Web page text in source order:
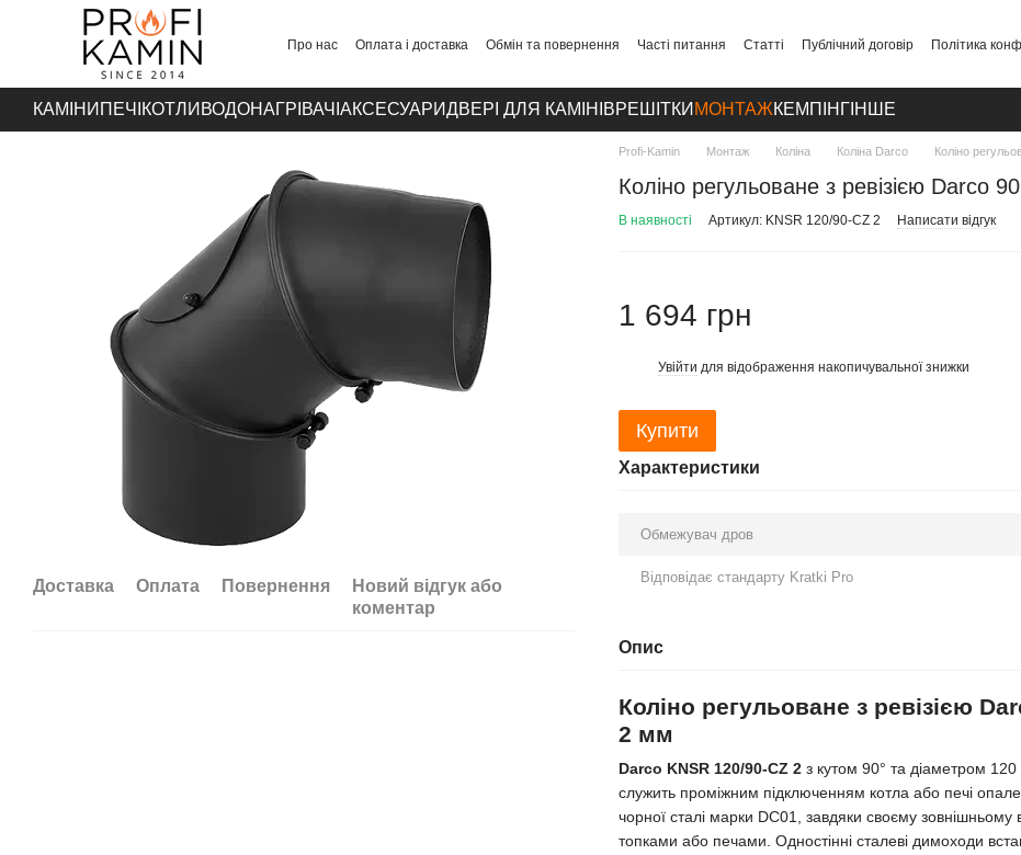
Перейти до основного контенту
Про нас Оплата і доставка Обмін та повернення Часті питання Статті Публічний договір
Політика
КАМІНИ ПЕЧІ КОТЛИ ВОДОНАГРІВАЧІ АКСЕСУАРИДВЕРІ ДЛЯ КАМІНІВРЕШІТКИ МОНТАЖКЕМПІНГ ІНШЕ
Доставка Оплата Повернення
Новий відгук або
коментар
Profi-Kamin Монтаж Коліна Коліна Darco Коліно
Коліно регульоване з ревізією Darco
В наявності Артикул: KNSR 120/90-CZ 2 Написати відгук
1 694 грн
Увійти для відображення накопичувальної знижки
Купити
Характеристики
Обмежувач дров
Відповідає стандарту Kratki Pro
Опис
Коліно регульоване з ревізією
2 мм
Darco KNSR 120/90-CZ 2з кутом 90° та діаметром 120
служить проміжним підключенням котла або печі
чорної сталі марки DC01, завдяки своєму
топками або печами. Одностінні сталеві димоходи